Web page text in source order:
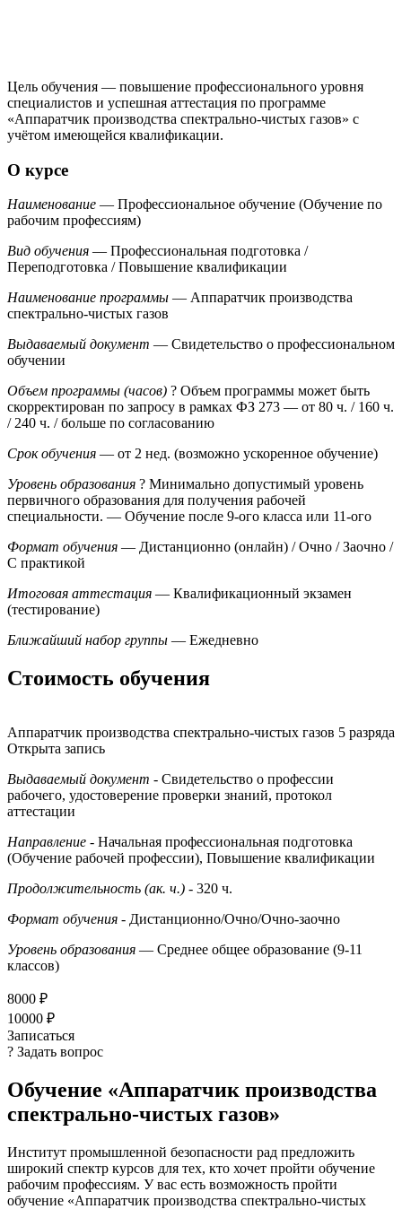
Цель обучения — повышение профессионального уровня
специалистов и успешная аттестация по программе
«Аппаратчик производства спектрально-чистых газов» с
учётом имеющейся квалификации.
О курсе
Наименование — Профессиональное обучение (Обучение по
рабочим профессиям)
Вид обучения — Профессиональная подготовка /
Переподготовка / Повышение квалификации
Наименование программы — Аппаратчик производства
спектрально-чистых газов
Выдаваемый документ — Свидетельство о профессиональном
обучении
Объем программы (часов) ? Объем программы может быть
скорректирован по запросу в рамках ФЗ 273 — от 80 ч. / 160 ч.
/ 240 ч. / больше по согласованию
Срок обучения — от 2 нед. (возможно ускоренное обучение)
Уровень образования ? Минимально допустимый уровень
первичного образования для получения рабочей
специальности. — Обучение после 9-ого класса или 11-ого
Формат обучения — Дистанционно (онлайн) / Очно / Заочно /
С практикой
Итоговая аттестация — Квалификационный экзамен
(тестирование)
Ближайший набор группы — Ежедневно
Стоимость обучения
Аппаратчик производства спектрально-чистых газов 5 разряда
Открыта запись
Выдаваемый документ - Свидетельство о профессии
рабочего, удостоверение проверки знаний, протокол
аттестации
Направление - Начальная профессиональная подготовка
(Обучение рабочей профессии), Повышение квалификации
Продолжительность (ак. ч.) - 320 ч.
Формат обучения - Дистанционно/Очно/Очно-заочно
Уровень образования — Среднее общее образование (9-11
классов)
8000 ₽
10000 ₽
Записаться
? Задать вопрос
Обучение «Аппаратчик производства
спектрально-чистых газов»
Институт промышленной безопасности рад предложить
широкий спектр курсов для тех, кто хочет пройти обучение
рабочим профессиям. У вас есть возможность пройти
обучение «Аппаратчик производства спектрально-чистых